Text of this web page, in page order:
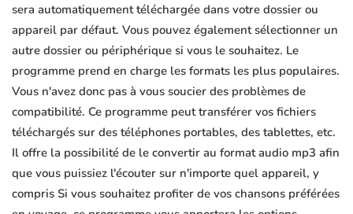
sera automatiquement téléchargée dans votre dossier ou
appareil par défaut. Vous pouvez également sélectionner un
autre dossier ou périphérique si vous le souhaitez. Le
programme prend en charge les formats les plus populaires.
Vous n'avez donc pas à vous soucier des problèmes de
compatibilité. Ce programme peut transférer vos fichiers
téléchargés sur des téléphones portables, des tablettes, etc.
Il offre la possibilité de le convertir au format audio mp3 afin
que vous puissiez l'écouter sur n'importe quel appareil, y
compris Si vous souhaitez profiter de vos chansons préférées